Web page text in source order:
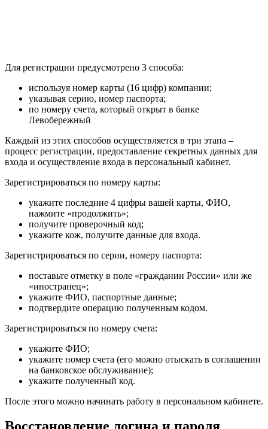
Для регистрации предусмотрено 3 способа:
используя номер карты (16 цифр) компании;
указывая серию, номер паспорта;
по номеру счета, который открыт в банке
Левобережный
Каждый из этих способов осуществляется в три этапа –
процесс регистрации, предоставление секретных данных для
входа и осуществление входа в персональный кабинет.
Зарегистрироваться по номеру карты:
укажите последние 4 цифры вашей карты, ФИО,
нажмите «продолжить»;
получите проверочный код;
укажите кож, получите данные для входа.
Зарегистрироваться по серии, номеру паспорта:
поставьте отметку в поле «гражданин России» или же
«иностранец»;
укажите ФИО, паспортные данные;
подтвердите операцию полученным кодом.
Зарегистрироваться по номеру счета:
укажите ФИО;
укажите номер счета (его можно отыскать в соглашении
на банковское обслуживание);
укажите полученный код.
После этого можно начинать работу в персональном кабинете.